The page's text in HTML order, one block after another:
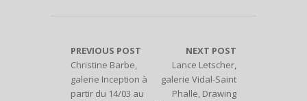
PREVIOUS POST
Christine Barbe,
galerie Inception à
partir du 14/03 au
NEXT POST
Lance Letscher,
galerie Vidal-Saint
Phalle, Drawing